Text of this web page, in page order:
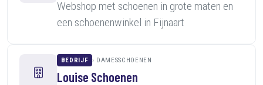
Webshop met schoenen in grote maten en
een schoenenwinkel in Fijnaart
BEDRIJF DAMESSCHOENEN
Louise Schoenen